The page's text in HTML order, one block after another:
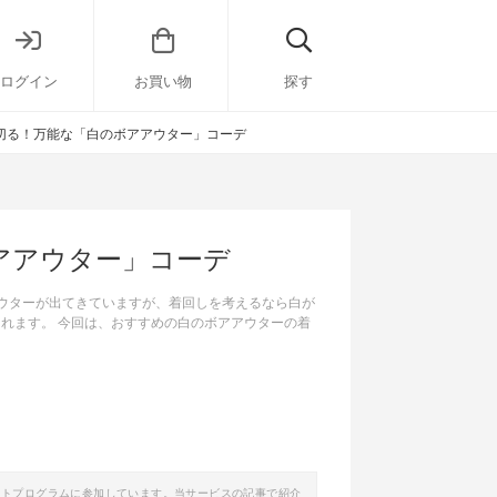
ログイン お買い物 探す
る！万能な「白のボアアウター」コーデ
アウター」コーデ
ーが出てきていますが、着回しを考えるなら白が
ます。 今回は、おすすめの白のボアアウターの着
プログラムに参加しています。当サービスの記事で紹介